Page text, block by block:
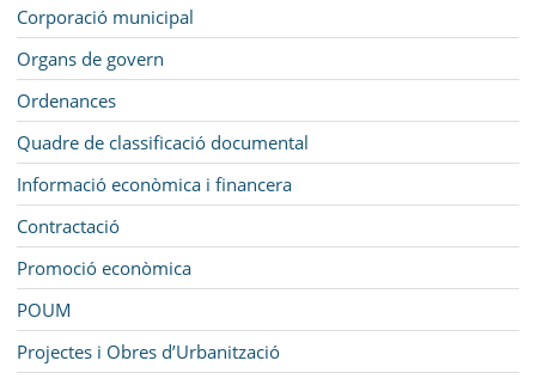
SEU ELECTRÒNICA
BELL-LLOC SOLUCIONA
Corporació municipal
Organs de govern
Ordenances
Quadre de classificació documental
Informació econòmica i financera
Contractació
Promoció econòmica
POUM
Projectes i Obres d’Urbanització